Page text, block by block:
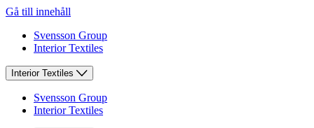
Gå till innehåll
Svensson Group
Interior Textiles
Interior Textiles
Svensson Group
Interior Textiles